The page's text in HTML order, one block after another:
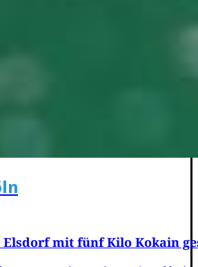
mit fünf Kilo Kokain